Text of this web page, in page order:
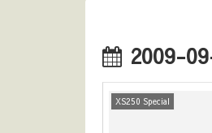
2009-
XS250 Special